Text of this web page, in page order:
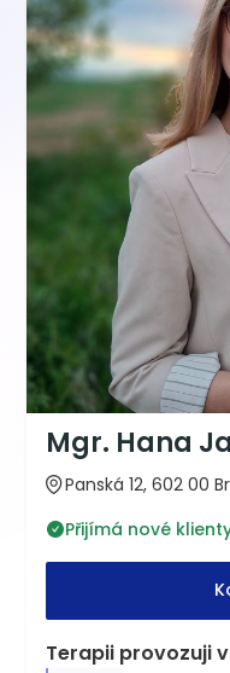
Mgr. Hana
Panská 12, 602 00
Přijímá nové
Terapii provozuji